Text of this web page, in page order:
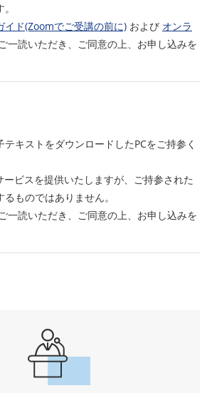
イド(Zoomでご受講の前に) および オンラ
一読いただき、ご同意の上、お申し込みを
キストをダウンロードしたPCをご持参く
ビスを提供いたしますが、ご持参された
ものではありません。
一読いただき、ご同意の上、お申し込みを